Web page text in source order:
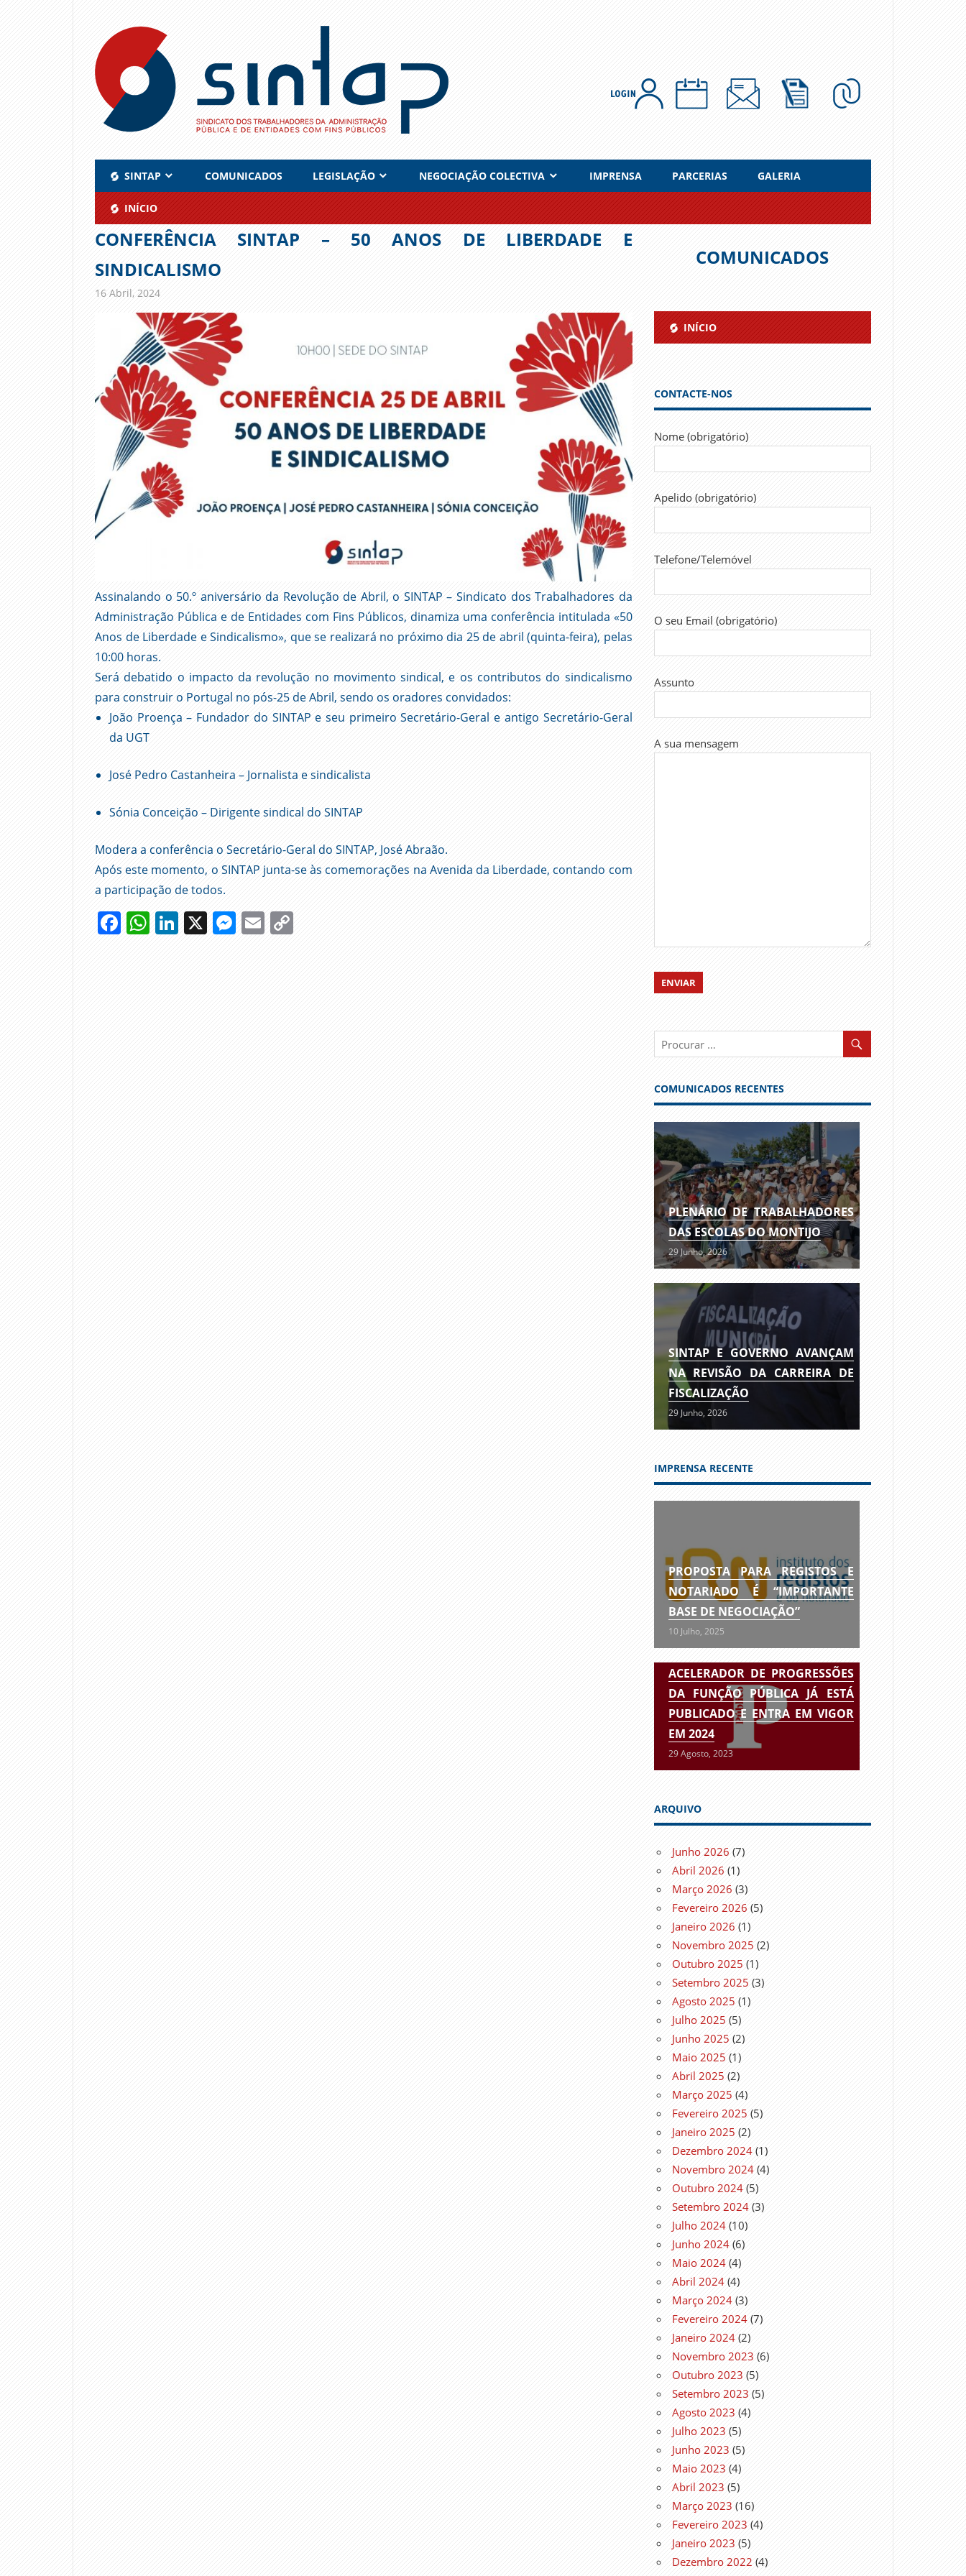
content
SINTAP COMUNICADOS LEGISLAÇÃO NEGOCIAÇÃO COLECTIVA IMPRENSA PARCERIAS GALERIA
INÍCIO
CONFERÊNCIA SINTAP – 50 ANOS DE LIBERDADE E
SINDICALISMO
16 Abril, 2024
Assinalando o 50.º aniversário da Revolução de Abril, o SINTAP – Sindicato dos Trabalhadores da
Administração Pública e de Entidades com Fins Públicos, dinamiza uma conferência intitulada «50
Anos de Liberdade e Sindicalismo», que se realizará no próximo dia 25 de abril (quinta-feira), pelas
10:00 horas.
Será debatido o impacto da revolução no movimento sindical, e os contributos do sindicalismo
para construir o Portugal no pós-25 de Abril, sendo os oradores convidados:
João Proença – Fundador do SINTAP e seu primeiro Secretário-Geral e antigo Secretário-Geral
da UGT
José Pedro Castanheira – Jornalista e sindicalista
Sónia Conceição – Dirigente sindical do SINTAP
Modera a conferência o Secretário-Geral do SINTAP, José Abraão.
Após este momento, o SINTAP junta-se às comemorações na Avenida da Liberdade, contando com
a participação de todos.
Facebook
WhatsApp
LinkedIn
X Messenger
Email
COMUNICADOS
INÍCIO
CONTACTE-NOS
Nome (obrigatório)
Apelido (obrigatório)
Telefone/Telemóvel
O seu Email (obrigatório)
Assunto
A sua mensagem
COMUNICADOS RECENTES
PLENÁRIO DE TRABALHADORES
DAS ESCOLAS DO MONTIJO
29 Junho, 2026
SINTAP E GOVERNO AVANÇAM
NA REVISÃO DA CARREIRA DE
FISCALIZAÇÃO
29 Junho, 2026
IMPRENSA RECENTE
PROPOSTA PARA REGISTOS E
NOTARIADO É “IMPORTANTE
BASE DE NEGOCIAÇÃO”
10 Julho, 2025
ACELERADOR DE PROGRESSÕES
DA FUNÇÃO PÚBLICA JÁ ESTÁ
PUBLICADO E ENTRA EM VIGOR
EM 2024
29 Agosto, 2023
ARQUIVO
Junho 2026 (7)
Abril 2026 (1)
Março 2026 (3)
Fevereiro 2026 (5)
Janeiro 2026 (1)
Novembro 2025 (2)
Outubro 2025 (1)
Setembro 2025 (3)
Agosto 2025 (1)
Julho 2025 (5)
Junho 2025 (2)
Maio 2025 (1)
Abril 2025 (2)
Março 2025 (4)
Fevereiro 2025 (5)
Janeiro 2025 (2)
Dezembro 2024 (1)
Novembro 2024 (4)
Outubro 2024 (5)
Setembro 2024 (3)
Julho 2024 (10)
Junho 2024 (6)
Maio 2024 (4)
Abril 2024 (4)
Março 2024 (3)
Fevereiro 2024 (7)
Janeiro 2024 (2)
Novembro 2023 (6)
Outubro 2023 (5)
Setembro 2023 (5)
Agosto 2023 (4)
Julho 2023 (5)
Junho 2023 (5)
Maio 2023 (4)
Abril 2023 (5)
Março 2023 (16)
Fevereiro 2023 (4)
Janeiro 2023 (5)
Dezembro 2022 (4)